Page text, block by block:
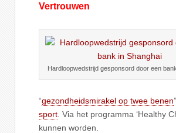
Vertrouwen
Hardloopwedstrijd gesponsord door een
“gezondheidsmirakel op twee benen
sport . Via het programma ‘Healthy
kunnen worden.